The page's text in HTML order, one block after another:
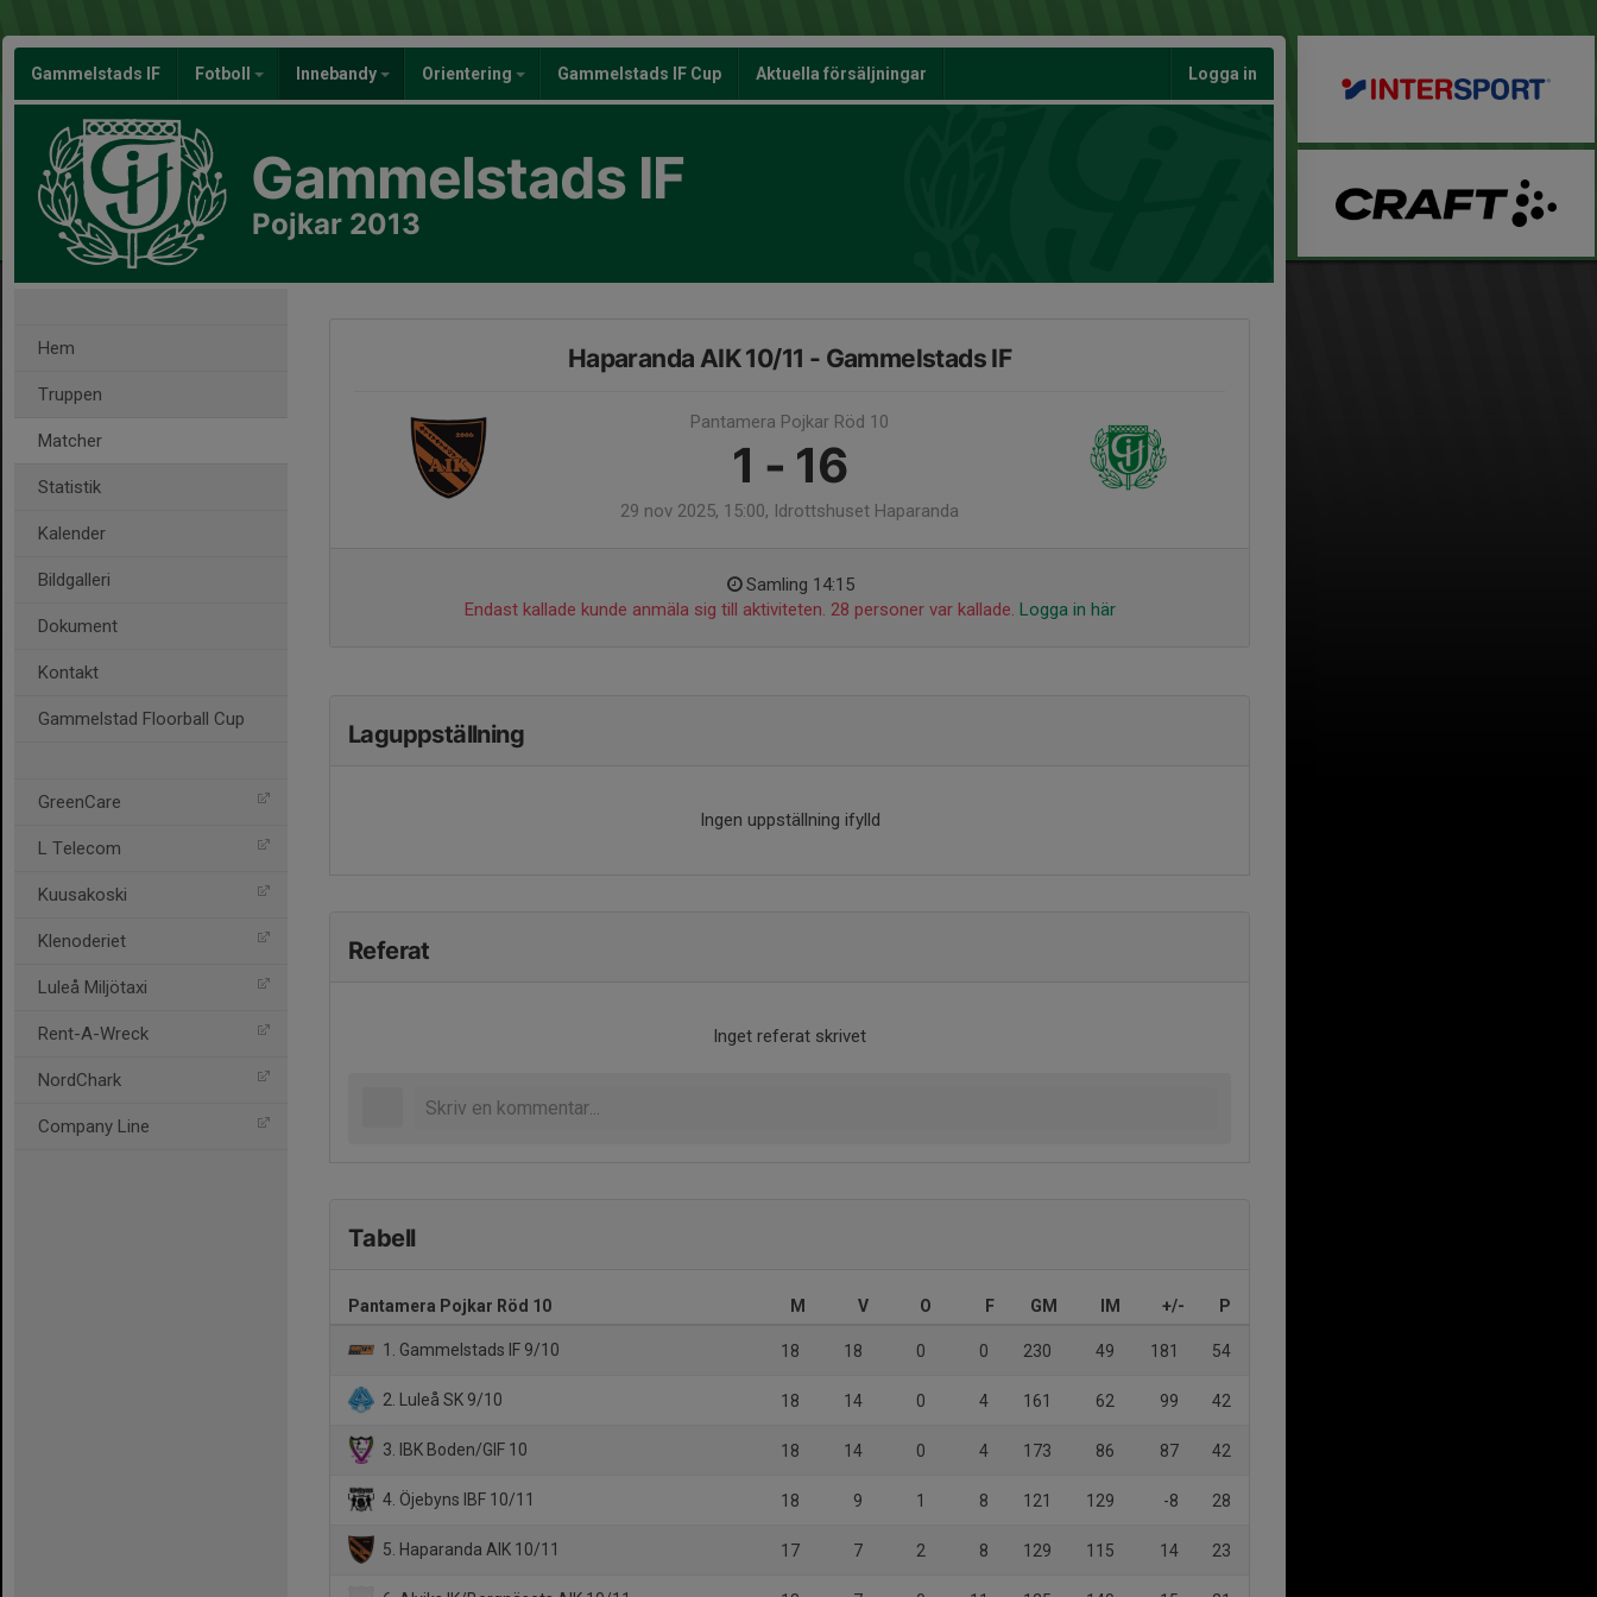
Gammelstads IF Fotboll Innebandy Orientering Gammelstads IF Cup Aktuella försäljningar Logga in
Gammelstads IF
Pojkar 2013
Hem
Truppen
Matcher
Statistik
Kalender
Bildgalleri
Dokument
Kontakt
Gammelstad Floorball Cup
GreenCare
L Telecom
Kuusakoski
Klenoderiet
Luleå Miljötaxi
Rent-A-Wreck
NordChark
Company Line
Haparanda AIK 10/11 - Gammelstads IF
Pantamera Pojkar Röd 10
1 - 16
29 nov 2025, 15:00, Idrottshuset Haparanda
Samling 14:15
Endast kallade kunde anmäla sig till aktiviteten. 28 personer var kallade. Logga in här
Laguppställning
Ingen uppställning ifylld
Referat
Inget referat skrivet
Tabell
Pantamera Pojkar Röd 10 M V O F GM IM +/- P
1. Gammelstads IF 9/10 18 18 0 0 230 49 181 54
2. Luleå SK 9/10 18 14 0 4 161 62 99 42
3. IBK Boden/GIF 10 18 14 0 4 173 86 87 42
4. Öjebyns IBF 10/11 18 9 1 8 121 129 -8 28
5. Haparanda AIK 10/11 17 7 2 8 129 115 14 23